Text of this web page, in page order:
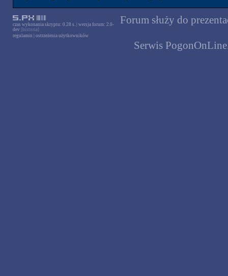
czas wykonania skryptu: 0.28 s. | wersja forum: 2.0-
dev [historia]
regulamin
ostrzeżenia użytkowników
Forum służy do
Serwis